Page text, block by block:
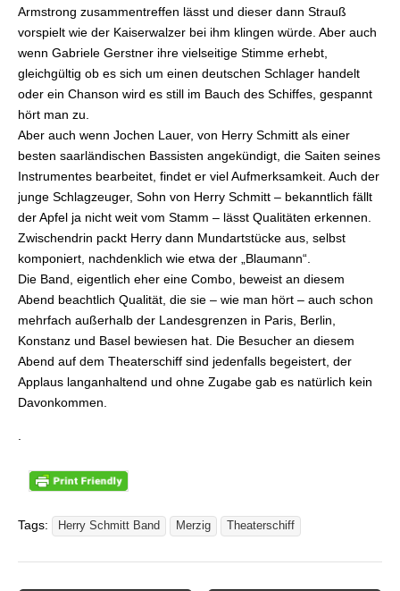
Armstrong zusammentreffen lässt und dieser dann Strauß
vorspielt wie der Kaiserwalzer bei ihm klingen würde. Aber auch
wenn Gabriele Gerstner ihre vielseitige Stimme erhebt,
gleichgültig ob es sich um einen deutschen Schlager handelt
oder ein Chanson wird es still im Bauch des Schiffes, gespannt
hört man zu.
Aber auch wenn Jochen Lauer, von Herry Schmitt als einer
besten saarländischen Bassisten angekündigt, die Saiten seines
Instrumentes bearbeitet, findet er viel Aufmerksamkeit. Auch der
junge Schlagzeuger, Sohn von Herry Schmitt – bekanntlich fällt
der Apfel ja nicht weit vom Stamm – lässt Qualitäten erkennen.
Zwischendrin packt Herry dann Mundartstücke aus, selbst
komponiert, nachdenklich wie etwa der „Blaumann“.
Die Band, eigentlich eher eine Combo, beweist an diesem
Abend beachtlich Qualität, die sie – wie man hört – auch schon
mehrfach außerhalb der Landesgrenzen in Paris, Berlin,
Konstanz und Basel bewiesen hat. Die Besucher an diesem
Abend auf dem Theaterschiff sind jedenfalls begeistert, der
Applaus langanhaltend und ohne Zugabe gab es natürlich kein
Davonkommen.
.
Tags: Herry Schmitt Band Merzig Theaterschiff